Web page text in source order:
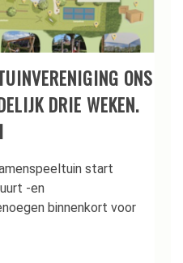
ONS
DRIE WEKEN.
start
-en
binnenkort voor